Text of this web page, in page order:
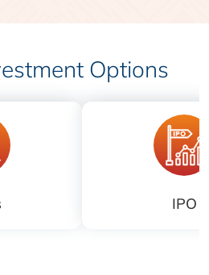
Options
IPO